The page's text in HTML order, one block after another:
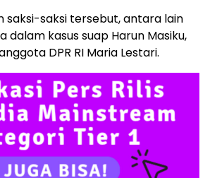
saksi-saksi tersebut, antara lain
kasus suap Harun Masiku,
DPR RI Maria Lestari.